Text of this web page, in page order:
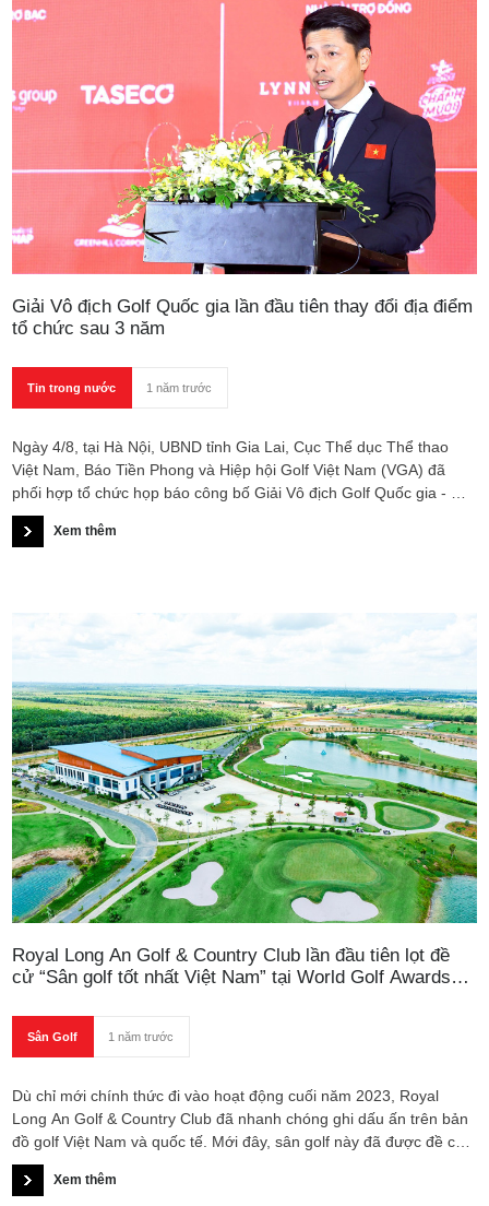
Giải Vô địch Golf Quốc gia lần đầu tiên thay đổi địa điểm
tổ chức sau 3 năm
Tin trong nước 1 năm trước
Ngày 4/8, tại Hà Nội, UBND tỉnh Gia Lai, Cục Thể dục Thể thao
Việt Nam, Báo Tiền Phong và Hiệp hội Golf Việt Nam (VGA) đã
phối hợp tổ chức họp báo công bố Giải Vô địch Golf Quốc gia - Gia
Lai 2025.
Xem thêm
Royal Long An Golf & Country Club lần đầu tiên lọt đề
cử “Sân golf tốt nhất Việt Nam” tại World Golf Awards
Sân Golf 1 năm trước
Dù chỉ mới chính thức đi vào hoạt động cuối năm 2023, Royal
Long An Golf & Country Club đã nhanh chóng ghi dấu ấn trên bản
đồ golf Việt Nam và quốc tế. Mới đây, sân golf này đã được đề cử
vào danh sách “Vietnam’s Best Golf Course 2025” - một trong
những hạng mục danh giá thuộc khuôn khổ World Golf Awards,
Xem thêm